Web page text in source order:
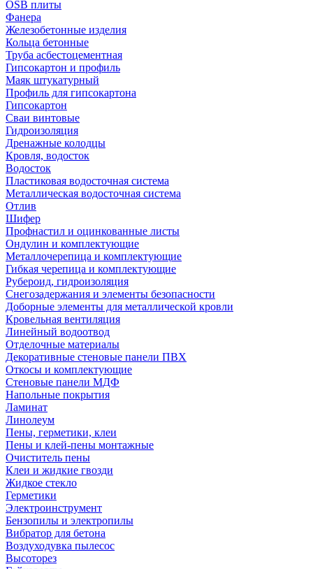
OSB плиты
Фанера
Железобетонные изделия
Кольца бетонные
Труба асбестоцементная
Гипсокартон и профиль
Маяк штукатурный
Профиль для гипсокартона
Гипсокартон
Сваи винтовые
Гидроизоляция
Дренажные колодцы
Кровля, водосток
Водосток
Пластиковая водосточная система
Металлическая водосточная система
Отлив
Шифер
Профнастил и оцинкованные листы
Ондулин и комплектующие
Металлочерепица и комплектующие
Гибкая черепица и комплектующие
Рубероид, гидроизоляция
Снегозадержания и элементы безопасности
Доборные элементы для металлической кровли
Кровельная вентиляция
Линейный водоотвод
Отделочные материалы
Декоративные стеновые панели ПВХ
Откосы и комплектующие
Стеновые панели МДФ
Напольные покрытия
Ламинат
Линолеум
Пены, герметики, клеи
Пены и клей-пены монтажные
Очиститель пены
Клеи и жидкие гвозди
Жидкое стекло
Герметики
Электроинструмент
Бензопилы и электропилы
Вибратор для бетона
Воздуходувка пылесос
Высоторез